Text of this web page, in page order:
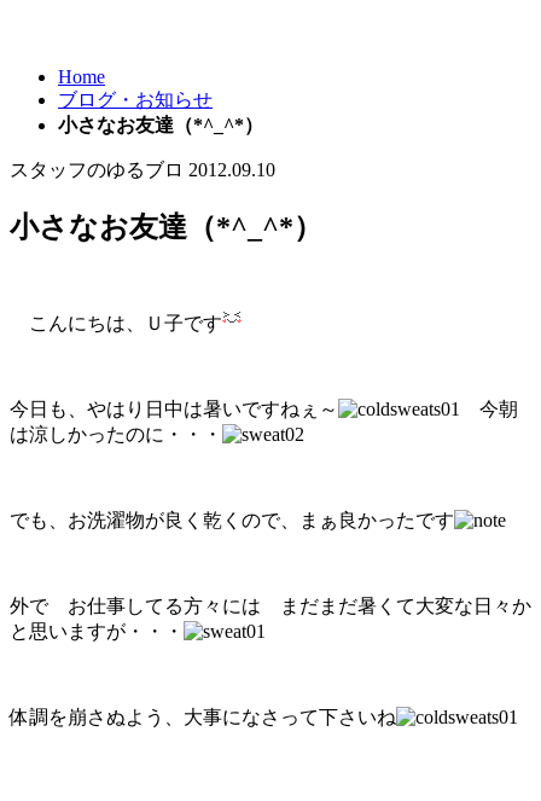
Home
ブログ・お知らせ
小さなお友達（*^_^*）
スタッフのゆるブロ 2012.09.10
小さなお友達（*^_^*）
こんにちは、Ｕ子です
今日も、やはり日中は暑いですねぇ～
今朝
は涼しかったのに・・・
でも、お洗濯物が良く乾くので、まぁ良かったです
外で お仕事してる方々には まだまだ暑くて大変な日々か
と思いますが・・・
体調を崩さぬよう、大事になさって下さいね